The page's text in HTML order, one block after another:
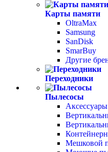
Карты памяти
OltraMax
Samsung
SanDisk
SmarBuy
Другие
Переходники
Пылесосы
Мешковой